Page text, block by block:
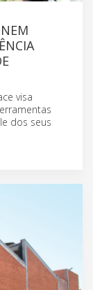
visa
dos seus